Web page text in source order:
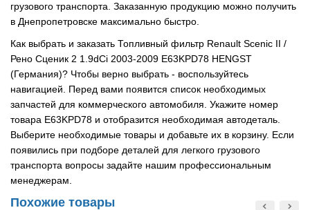
грузового транспорта. Заказанную продукцию можно получить
в Днепропетровске максимально быстро.
Как выбрать и заказать Топливный фильтр Renault Scenic II /
Рено Сценик 2 1.9dCi 2003-2009 E63KPD78 HENGST
(Германия)? Чтобы верно выбрать - воспользуйтесь
навигацией. Перед вами появится список необходимых
запчастей для коммерческого автомобиля. Укажите номер
товара E63KPD78 и отобразится необходимая автодеталь.
Выберите необходимые товары и добавьте их в корзину. Если
появились при подборе деталей для легкого грузового
транспорта вопросы задайте нашим профессиональным
менеджерам.
Похожие товары